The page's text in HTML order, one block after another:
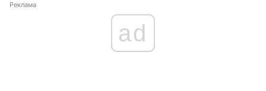
Реклама
ad